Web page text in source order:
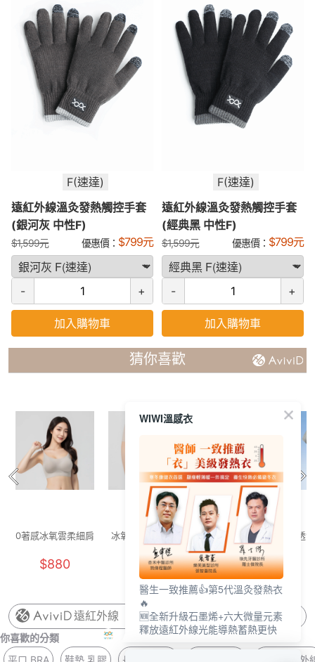
F(速達)
遠紅外線溫灸發熱觸控手套
(銀河灰 中性F)
$1,599元 優惠價： $799元
- +
加入購物車
F(速達)
遠紅外線溫灸發熱觸控手套
(經典黑 中性F)
$1,599元 優惠價： $799元
- +
加入購物車
猜你喜歡
0著感冰氧雲柔細肩
$880
冰氧雲柔無痕內褲
(燕麥奶 F)
$250
舒活提托美胸無痕
內衣(清新綠 女M-
2XL)
$880
透
遠紅外線
你喜歡的分類
平口 BRA
鞋墊 乳膠 長版 無鋼圈 福袋 遠紅外
WIWI溫感衣
醫生一致推薦👍第5代溫灸發熱衣
🔥
🆕全新升級石墨烯+六大微量元素
釋放遠紅外線光能導熱蓄熱更快